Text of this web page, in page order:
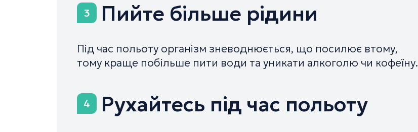
3 Пийте більше рідини
Під час польоту організм зневоднюється, що посилює втому,
тому краще побільше пити води та уникати алкоголю чи кофеїну.
4 Рухайтесь під час польоту